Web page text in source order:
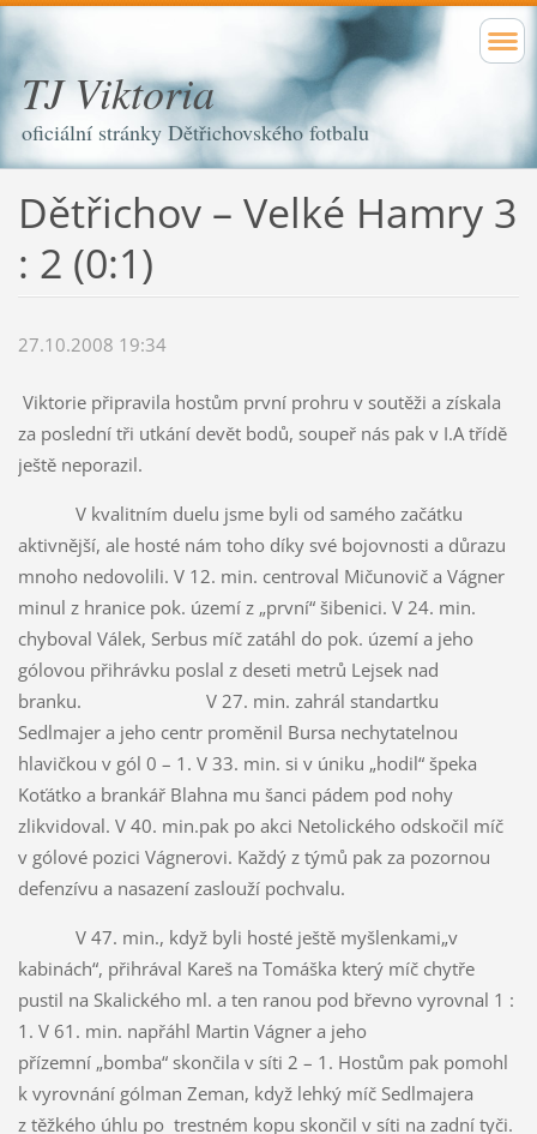
TJ Viktoria
oficiální stránky Dětřichovského fotbalu
Dětřichov – Velké Hamry 3
: 2 (0:1)
27.10.2008 19:34
Viktorie připravila hostům první prohru v soutěži a získala
za poslední tři utkání devět bodů, soupeř nás pak v I.A třídě
ještě neporazil.
V kvalitním duelu jsme byli od samého začátku
aktivnější, ale hosté nám toho díky své bojovnosti a důrazu
mnoho nedovolili. V 12. min. centroval Mičunovič a Vágner
minul z hranice pok. území z „první“ šibenici. V 24. min.
chyboval Válek, Serbus míč zatáhl do pok. území a jeho
gólovou přihrávku poslal z deseti metrů Lejsek nad
branku. V 27. min. zahrál standartku
Sedlmajer a jeho centr proměnil Bursa nechytatelnou
hlavičkou v gól 0 – 1. V 33. min. si v úniku „hodil“ špeka
Koťátko a brankář Blahna mu šanci pádem pod nohy
zlikvidoval. V 40. min.pak po akci Netolického odskočil míč
v gólové pozici Vágnerovi. Každý z týmů pak za pozornou
defenzívu a nasazení zaslouží pochvalu.
V 47. min., když byli hosté ještě myšlenkami„v
kabinách“, přihrával Kareš na Tomáška který míč chytře
pustil na Skalického ml. a ten ranou pod břevno vyrovnal 1 :
1. V 61. min. napřáhl Martin Vágner a jeho
přízemní „bomba“ skončila v síti 2 – 1. Hostům pak pomohl
k vyrovnání gólman Zeman, když lehký míč Sedlmajera
z těžkého úhlu po trestném kopu skončil v síti na zadní tyči.